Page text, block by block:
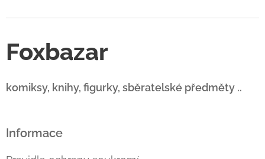
Foxbazar
komiksy, knihy, figurky, sběratelské předměty ..
Informace